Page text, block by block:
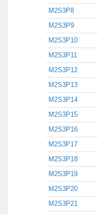
M2S3P8
M2S3P9
M2S3P10
M2S3P11
M2S3P12
M2S3P13
M2S3P14
M2S3P15
M2S3P16
M2S3P17
M2S3P18
M2S3P19
M2S3P20
M2S3P21